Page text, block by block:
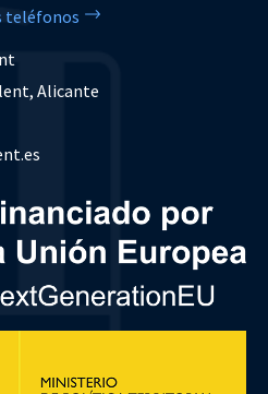
teléfonos
Alicante